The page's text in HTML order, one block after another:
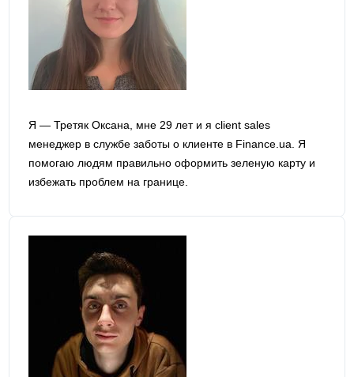
Я — Третяк Оксана, мне 29 лет и я сlient sales
менеджер в службе заботы о клиенте в Finance.ua. Я
помогаю людям правильно оформить зеленую карту и
избежать проблем на границе.